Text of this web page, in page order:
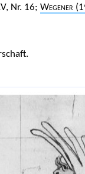
Nr. 16; Wegener